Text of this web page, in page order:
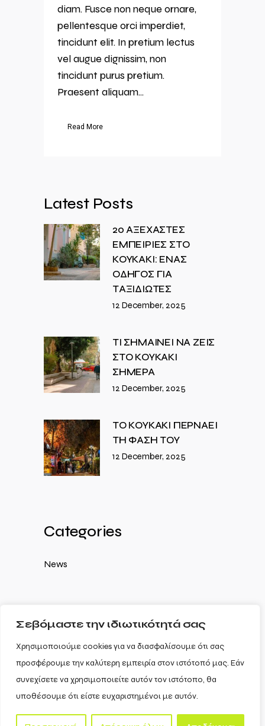
Σεβόμαστε την ιδιωτικότητά σας
Χρησιμοποιούμε cookies για να διασφαλίσουμε ότι σας
προσφέρουμε την καλύτερη εμπειρία στον ιστότοπό μας. Εάν
συνεχίσετε να χρησιμοποιείτε αυτόν τον ιστότοπο, θα
υποθέσουμε ότι είστε ευχαριστημένοι με αυτόν.
diam. Fusce non neque ornare,
pellentesque orci imperdiet,
tincidunt elit. In pretium lectus
vel augue dignissim, non
tincidunt purus pretium.
Praesent aliquam...
Read More
Latest Posts
20 ΑΞΕΧΑΣΤΕΣ
ΕΜΠΕΙΡΙΕΣ ΣΤΟ
ΚΟΥΚΑΚΙ: ΕΝΑΣ
ΟΔΗΓΟΣ ΓΙΑ
ΤΑΞΙΔΙΩΤΕΣ
12 December, 2025
ΤΙ ΣΗΜΑΙΝΕΙ ΝΑ ΖΕΙΣ
ΣΤΟ ΚΟΥΚΑΚΙ
ΣΗΜΕΡΑ
12 December, 2025
ΤΟ ΚΟΥΚΑΚΙ ΠΕΡΝΑΕΙ
ΤΗ ΦΑΣΗ ΤΟΥ
12 December, 2025
Categories
News